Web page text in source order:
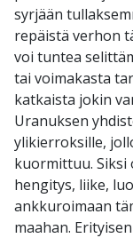
syrjään
repäistä verhon
voi tuntea
tai voimakasta
katkaista jokin
Uranuksen
ylikierroksille,
kuormittuu. Siksi
hengitys, liike,
ankkuroimaan
maahan.